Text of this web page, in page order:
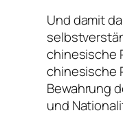
Und damit
chinesische
chinesische
Bewahrung
und